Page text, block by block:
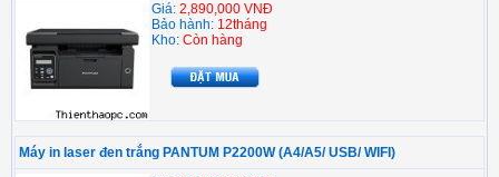
Giá: 2,890,000 VNĐ
Bảo hành: 12tháng
Kho: Còn hàng
Máy in laser đen trắng PANTUM P2200W (A4/A5/ USB/ WIFI)